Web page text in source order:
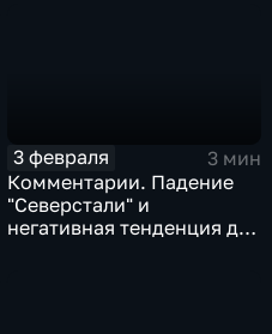
3 февраля
3 мин
Комментарии. Падение
"Северстали" и
негативная тенденция для